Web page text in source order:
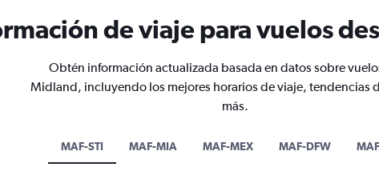
de viaje para vuelos
Obtén información actualizada basada en datos sobre
Midland, incluyendo los mejores horarios de viaje, tendencias
más.
MAF-STI MAF-MIA MAF-MEX MAF-DFW